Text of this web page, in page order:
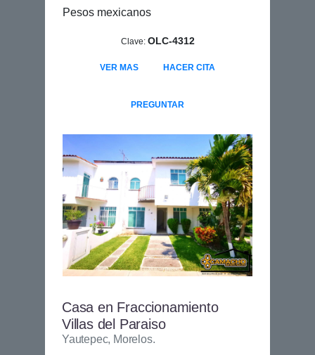
Pesos mexicanos
Clave: OLC-4312
VER MAS HACER CITA
PREGUNTAR
Casa en Fraccionamiento
Villas del Paraiso
Yautepec, Morelos.